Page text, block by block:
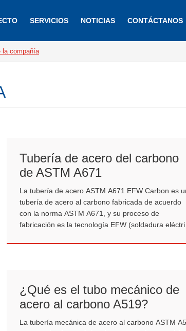
SERVICIOS NOTICIAS CONTÁCTANOS
la compañía
Tubería de acero del carbono
de ASTM A671
La tubería de acero ASTM A671 EFW Carbon es
tubería de acero al carbono fabricada de acuerdo
con la norma ASTM A671, y su proceso de
fabricación es la tecnología EFW (soldadura
¿Qué es el tubo mecánico de
acero al carbono A519?
La tubería mecánica de acero al carbono ASTM